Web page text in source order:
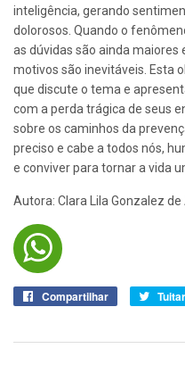
inteligência, gerando
dolorosos. Quando o
as dúvidas são ainda
motivos são inevitáveis. Esta
que discute o tema e
com a perda trágica de seus
sobre os caminhos da
preciso e cabe a todos nós,
e conviver para tornar a vida
Autora: Clara Lila Gonzalez de
Compartilhar
Compartilhar
Tuitar